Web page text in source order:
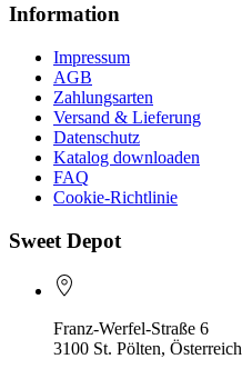
Information
Impressum
AGB
Zahlungsarten
Versand & Lieferung
Datenschutz
Katalog downloaden
FAQ
Cookie-Richtlinie
Sweet Depot
Franz-Werfel-Straße 6
3100 St. Pölten, Österreich